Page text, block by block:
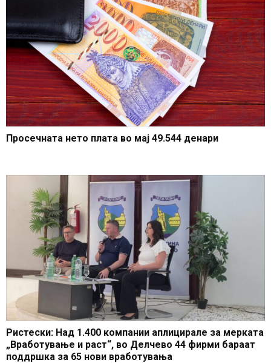
Просечната нето плата во мај 49.544 денари
Ристески: Над 1.400 компании аплицирале за мерката
„Вработување и раст“, во Делчево 44 фирми бараат
поддршка за 65 нови вработувања